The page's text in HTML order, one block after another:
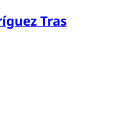
Tras